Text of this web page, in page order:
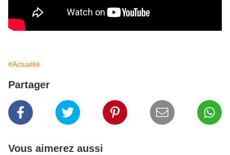
#Actualité
Partager
Vous aimerez aussi